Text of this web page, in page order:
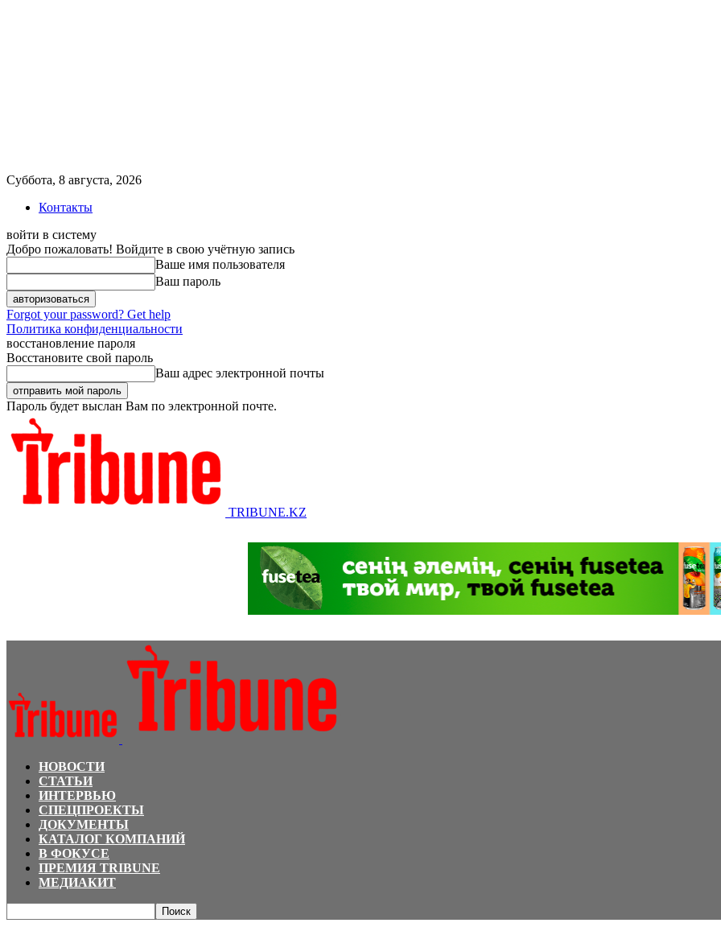
Суббота, 8 августа, 2026
Контакты
войти в систему
Добро пожаловать! Войдите в свою учётную запись
Ваше имя пользователя
Ваш пароль
Forgot your password? Get help
Политика конфиденциальности
восстановление пароля
Восстановите свой пароль
Ваш адрес электронной почты
Пароль будет выслан Вам по электронной почте.
TRIBUNE.KZ
НОВОСТИ
СТАТЬИ
ИНТЕРВЬЮ
СПЕЦПРОЕКТЫ
ДОКУМЕНТЫ
КАТАЛОГ КОМПАНИЙ
В ФОКУСЕ
ПРЕМИЯ TRIBUNE
МЕДИАКИТ